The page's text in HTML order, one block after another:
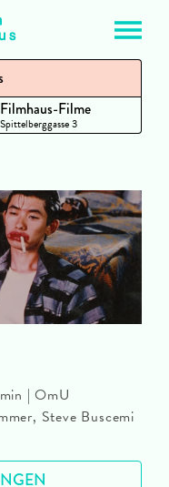
Filmhaus-Filme
Spittelberggasse 3
| OmU
Steve Buscemi